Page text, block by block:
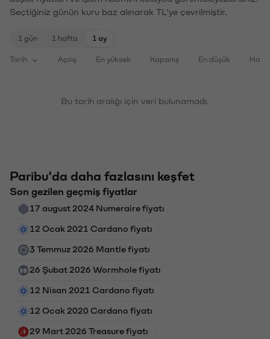
Seçtiğiniz günün kuru baz alınarak TL'ye çevrilmiştir.
1 gün 1 hafta 1 ay
Tarih Açılış En yüksek Kapanış En düşük
Bu tarih aralığı için veri bulunamadı.
Paribu'da daha fazlasını keşfet
Son gezilen geçmiş fiyatlar
17 august 2024 Numeraire fiyatı
12 Ocak 2021 Cardano fiyatı
3 Temmuz 2026 Mantle fiyatı
26 Şubat 2026 Wormhole fiyatı
12 Nisan 2021 Cardano fiyatı
12 Ocak 2020 Cardano fiyatı
29 Mart 2026 Treasure fiyatı